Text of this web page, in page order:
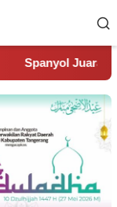
Kalahkan